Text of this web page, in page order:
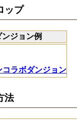
ップ
ジョン例
コラボダンジョン
法